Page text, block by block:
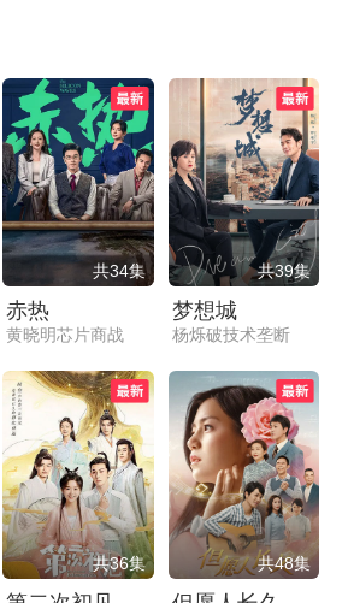
共34集
赤热
黄晓明芯片商战
共39集
梦想城
杨烁破技术垄断
共36集 共48集